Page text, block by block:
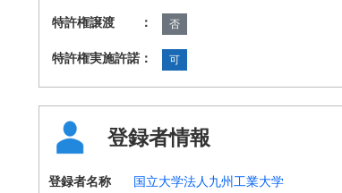
特許権譲渡 ： 否
特許権実施許諾： 可
登録者情報
登録者名称 国立大学法人九州工業大学